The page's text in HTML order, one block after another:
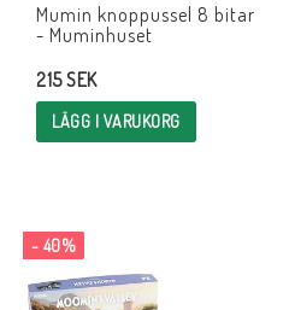
Mumin knoppussel 8 bitar
- Muminhuset
215 SEK
LÄGG I VARUKORG
- 40%